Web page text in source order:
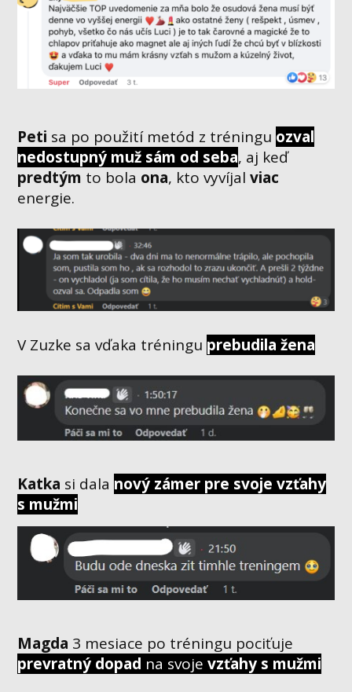
Peti sa po použití metód z tréningu ozval
nedostupný muž sám od seba, aj keď
predtým to bola ona, kto vyvíjalviac
energie.
V Zuzke sa vďaka tréningu prebudila žena
Katka si dala nový zámer pre svoje vzťahy
s mužmi
Magda 3 mesiace po tréningu pociťuje
prevratný dopad na svojevzťahy s mužmi